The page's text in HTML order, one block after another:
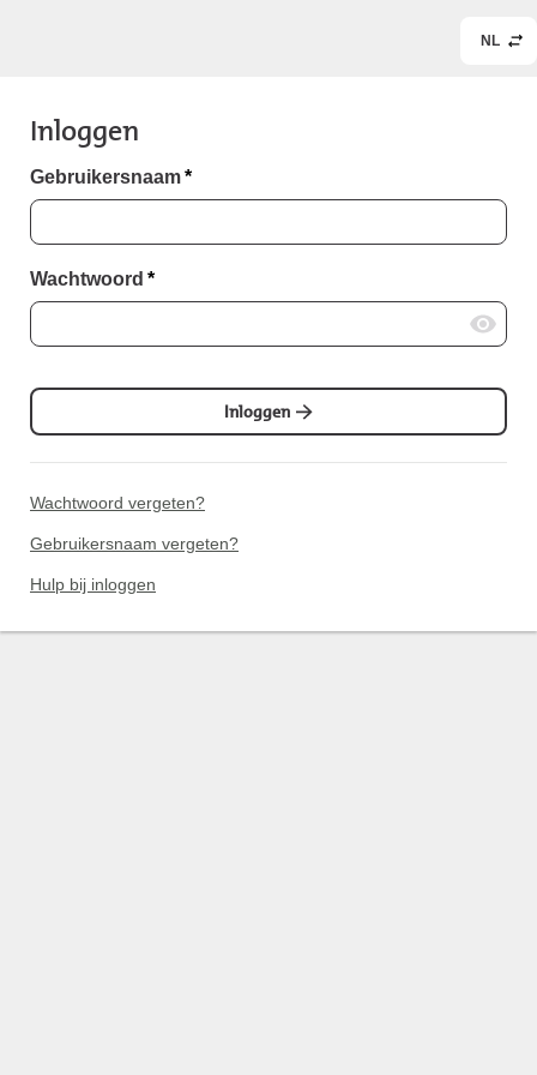
NL
Inloggen
Gebruikersnaam*
Wachtwoord *
Inloggen
Wachtwoord vergeten?
Gebruikersnaam vergeten?
Hulp bij inloggen